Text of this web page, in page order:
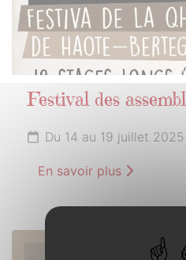
Festival des
Du 14 au 19 juillet 2025
En savoir plus